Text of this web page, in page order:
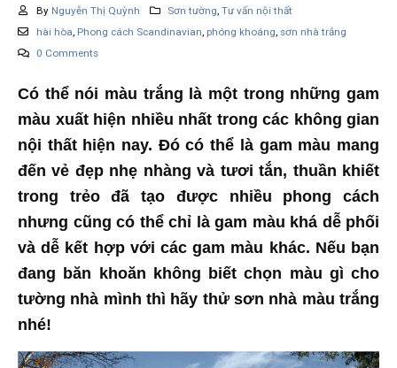
By Nguyễn Thị Quỳnh Sơn tường,Tư vấn nội thất
hài hòa, Phong cách Scandinavian, phóng khoáng, sơn nhà trắng
0 Comments
Có thể nói màu trắng là một trong những gam
màu xuất hiện nhiều nhất trong các không gian
nội thất hiện nay. Đó có thể là gam màu mang
đến vẻ đẹp nhẹ nhàng và tươi tắn, thuần khiết
trong trẻo đã tạo được nhiều phong cách
nhưng cũng có thể chỉ là gam màu khá dễ phối
và dễ kết hợp với các gam màu khác. Nếu bạn
đang băn khoăn không biết chọn màu gì cho
tường nhà mình thì hãy thử sơn nhà màu trắng
nhé!